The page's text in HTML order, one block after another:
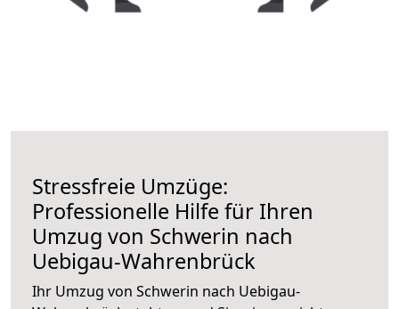
Stressfreie Umzüge:
Professionelle Hilfe für Ihren
Umzug von Schwerin nach
Uebigau-Wahrenbrück
Ihr Umzug von Schwerin nach Uebigau-